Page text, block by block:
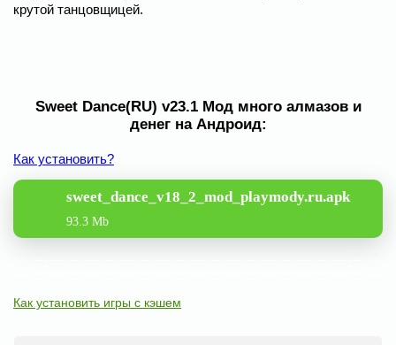
крутой танцовщицей.
Sweet Dance(RU) v23.1 Мод много алмазов и
денег на Андроид:
Как установить?
sweet_dance_v18_2_mod_playmody.ru.apk
93.3 Mb
Как установить игры с кэшем